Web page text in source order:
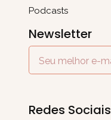
Podcasts
Newsletter
Redes Sociais